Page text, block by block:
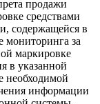
продажи
средствами
содержащейся в
мониторинга за
маркировке
в указанной
необходимой
информации